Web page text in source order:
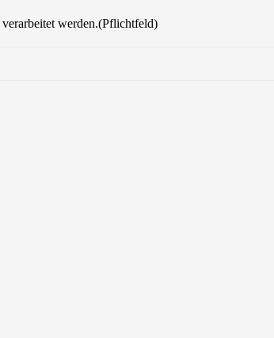
verarbeitet werden.(Pflichtfeld)